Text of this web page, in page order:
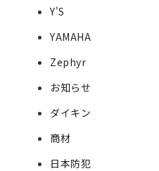
Y'S
YAMAHA
Zephyr
お知らせ
ダイキン
商材
日本防犯